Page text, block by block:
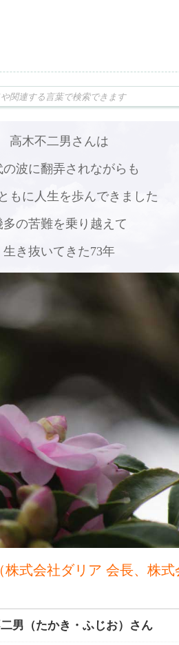
高木不二男さんは
の波に翻弄されながらも
もに人生を歩んできました
多の苦難を乗り越えて
生き抜いてきた73年
株式会社ダリア 会長、株
男（たかき・ふじお）さん